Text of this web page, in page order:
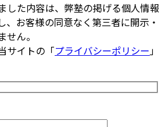
した内容は、弊塾の掲げる個人情報
、お客様の同意なく第三者に開示・
ん。
サイトの「プライバシーポリシー」